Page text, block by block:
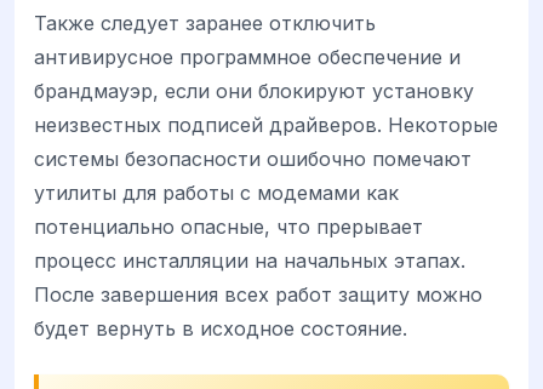
Также следует заранее отключить
антивирусное программное обеспечение и
брандмауэр, если они блокируют установку
неизвестных подписей драйверов. Некоторые
системы безопасности ошибочно помечают
утилиты для работы с модемами как
потенциально опасные, что прерывает
процесс инсталляции на начальных этапах.
После завершения всех работ защиту можно
будет вернуть в исходное состояние.